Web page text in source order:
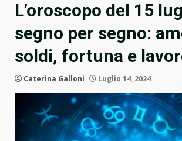
L’oroscopo del 15
segno per segno:
soldi, fortuna e
Caterina Galloni Luglio 14, 2024